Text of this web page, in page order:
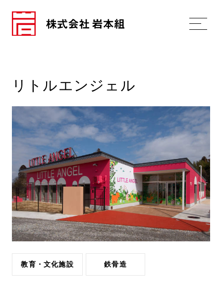
リトルエンジェル
教育・文化施設 鉄骨造